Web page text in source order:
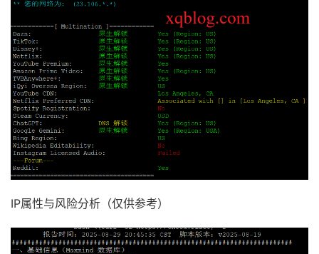
IP属性与风险分析（仅供参考）